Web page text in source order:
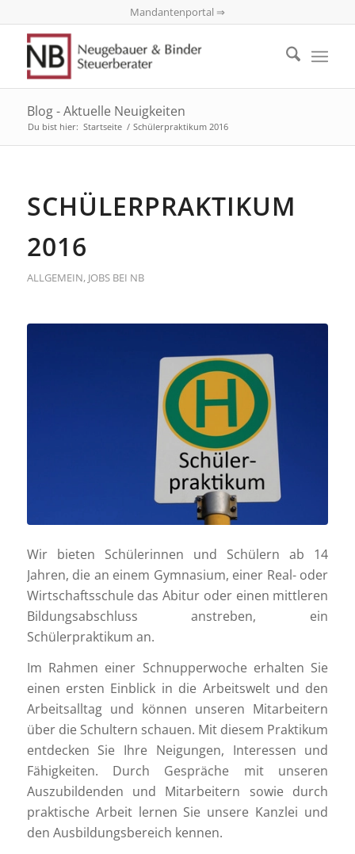
Mandantenportal ⇒
Blog - Aktuelle Neuigkeiten
Du bist hier: Startseite / Schülerpraktikum 2016
SCHÜLERPRAKTIKUM
2016
ALLGEMEIN, JOBS BEI NB
Wir bieten Schülerinnen und Schülern ab 14
Jahren, die an einem Gymnasium, einer Real- oder
Wirtschaftsschule das Abitur oder einen mittleren
Bildungsabschluss anstreben, ein
Schülerpraktikum an.
Im Rahmen einer Schnupperwoche erhalten Sie
einen ersten Einblick in die Arbeitswelt und den
Arbeitsalltag und können unseren Mitarbeitern
über die Schultern schauen. Mit diesem Praktikum
entdecken Sie Ihre Neigungen, Interessen und
Fähigkeiten. Durch Gespräche mit unseren
Auszubildenden und Mitarbeitern sowie durch
praktische Arbeit lernen Sie unsere Kanzlei und
den Ausbildungsbereich kennen.